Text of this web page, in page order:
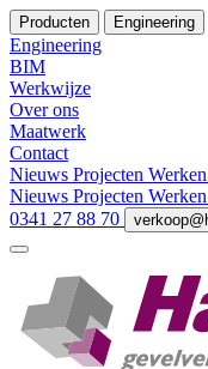
Producten Engineering
Engineering
BIM
Werkwijze
Over ons
Maatwerk
Contact
Nieuws Projecten
Nieuws Projecten
0341 27 88 70